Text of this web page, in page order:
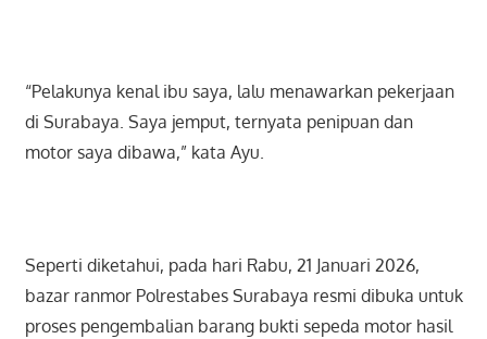
“Pelakunya kenal ibu saya, lalu menawarkan pekerjaan
di Surabaya. Saya jemput, ternyata penipuan dan
motor saya dibawa,” kata Ayu.
Seperti diketahui, pada hari Rabu, 21 Januari 2026,
bazar ranmor Polrestabes Surabaya resmi dibuka untuk
proses pengembalian barang bukti sepeda motor hasil